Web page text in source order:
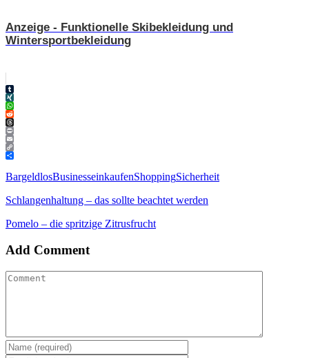
Anzeige - Funktionelle Skibekleidung und
Wintersportbekleidung
Tumblr
XING
WhatsApp
Reddit
Threads
Print
Email
Copy
Link
Teilen
BargeldlosBusinesseinkaufenShoppingSicherheit
Schlangenhaltung – das sollte beachtet werden
Pomelo – die spritzige Zitrusfrucht
Add Comment